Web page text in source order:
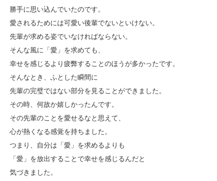
勝手に思い込んでいたのです。
愛されるためには可愛い後輩でないといけない。
先輩が求める姿でいなければならない。
そんな風に「愛」を求めても、
幸せを感じるより疲弊することのほうが多かったです。
そんなとき、ふとした瞬間に
先輩の完璧ではない部分を見ることができました。
その時、何故か嬉しかったんです。
その先輩のことを愛せるなと思えて、
心が熱くなる感覚を持ちました。
つまり、自分は「愛」を求めるよりも
「愛」を放出することで幸せを感じるんだと
気づきました。